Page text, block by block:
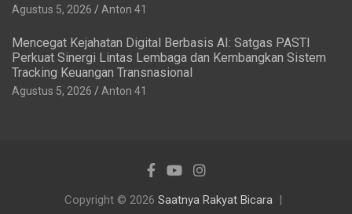
Agustus 5, 2026 Anton 41
Mencegat Kejahatan Digital Berbasis AI: Satgas PASTI
Perkuat Sinergi Lintas Lembaga dan Kembangkan Sistem
Tracking Keuangan Transnasional
Agustus 5, 2026 Anton 41
Copyright © 2026 Saatnya Rakyat Bicara